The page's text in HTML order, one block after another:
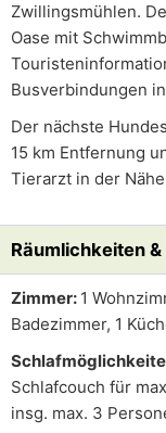
Zwillingsmühlen.
Oase mit
Busverbindungen
Der nächste
15 km Entfernung
Tierarzt in der
Räumlichkeiten
Zimmer: 1
Badezimmer, 1
Schlafcouch für
insg. max. 3